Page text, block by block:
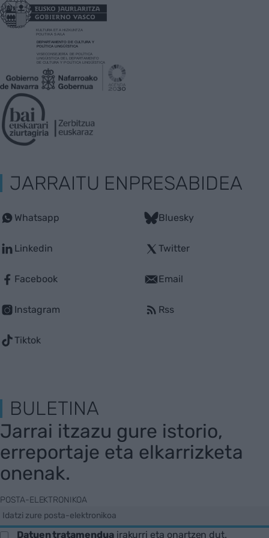
JARRAITU ENPRESABIDEA
Whatsapp
Linkedin
Facebook
Instagram
Tiktok
Bluesky
Twitter
Email
Rss
BULETINA
Jarrai itzazu gure istorio,
erreportaje eta elkarrizketa
onenak.
POSTA-ELEKTRONIKOA
Datuen tratamenduairakurri eta onartzen dut.